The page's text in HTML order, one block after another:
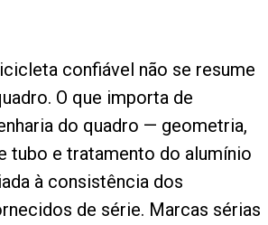
confiável não se resume
O que importa de
do quadro — geometria,
tubo e tratamento do alumínio
à consistência dos
de série. Marcas sérias